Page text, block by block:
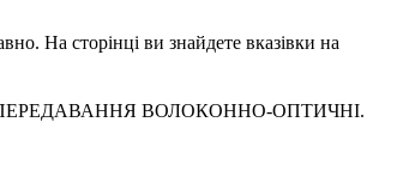
На сторінці ви знайдете вказівки на
ПЕРЕДАВАННЯ ВОЛОКОННО-ОПТИЧНI.